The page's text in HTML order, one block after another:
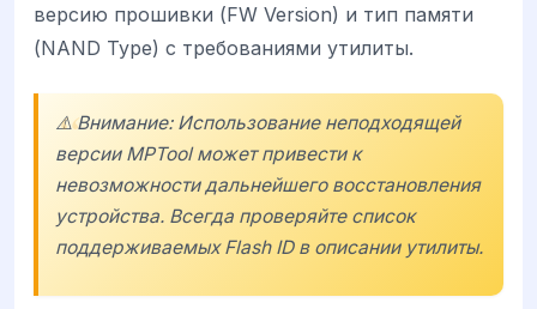
версию прошивки (FW Version) и тип памяти
(NAND Type) с требованиями утилиты.
⚠️ Внимание: Использование неподходящей
версии MPTool может привести к
невозможности дальнейшего восстановления
устройства. Всегда проверяйте список
поддерживаемых Flash ID в описании утилиты.